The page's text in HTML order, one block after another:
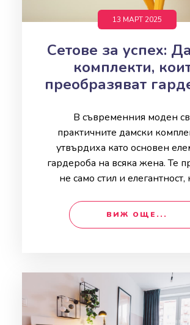
13 МАРТ 2025
Сетове за успех:
комплекти,
преобразяват
В съвременния моден
практичните дамски
утвърдиха като основен
гардероба на всяка жена. Те
не само стил и елегантност,
ВИЖ ОЩЕ...